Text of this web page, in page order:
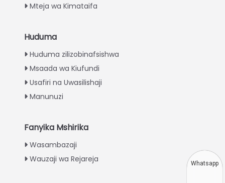
Mteja wa Kimataifa
Huduma
Huduma zilizobinafsishwa
Msaada wa Kiufundi
Usafiri na Uwasilishaji
Manunuzi
Fanyika Mshirika
Wasambazaji
Wauzaji wa Rejareja
Japanese
Vietnamese
Thai
Turkish
Greek
Whatsapp